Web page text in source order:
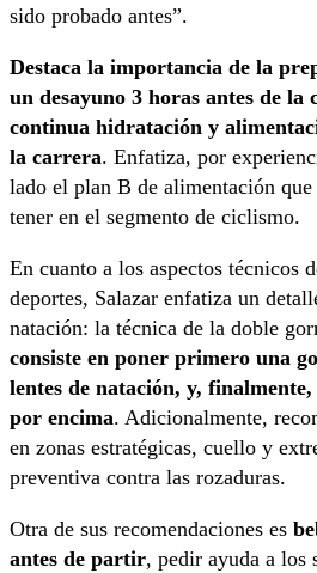
sido probado antes”.
Destaca la importancia de la
un desayuno 3 horas antes de la
continua hidratación y
la carrera. Enfatiza, por
lado el plan B de alimentación
tener en el segmento de ciclismo.
En cuanto a los aspectos técnicos
deportes, Salazar enfatiza un
natación: la técnica de la doble
consiste en poner primero una
lentes de natación, y,
por encima. Adicionalmente,
en zonas estratégicas, cuello y
preventiva contra las rozaduras.
Otra de sus recomendaciones es
antes de partir, pedir ayuda a los